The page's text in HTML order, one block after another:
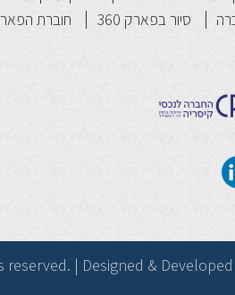
סיור בפארק 360 חוברת
reserved. | Designed &